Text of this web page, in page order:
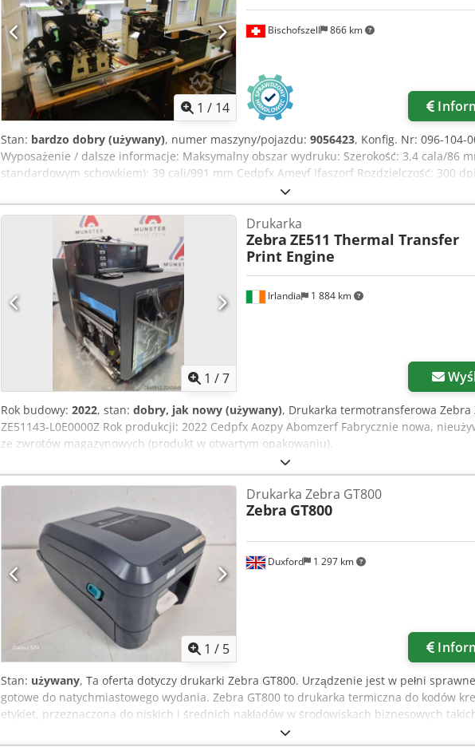
1 / 14
Bischofszell 866 km
Stan: bardzo dobry (używany), numer maszyny/pojazdu: 9056423, Konfig. Nr: 096-104-
Wyposażenie / dalsze informacje: Maksymalny obszar wydruku: Szerokość: 3,4 cala/86
standardowym schowkiem): 39 cali/991 mm Cedpfx Amevf Ifaszorf Rozdzielczość: 300
Maksymalna prędkość druku: 8 cali/203 mm na sekundę Szerokość etykiety i nośnika:
3,54"/90 mm Szerokość wstążki: 0,79"/20 mm - 3,4"/87 mm
1 /7
Irlandia 1 884 km
Drukarka
Zebra ZE511 Thermal Transfer
Print Engine
Rok budowy: 2022, stan: dobry, jak nowy (używany), Drukarka termotransferowa Zebra
ZE51143-L0E0000Z Rok produkcji: 2022 Cedpfx Aozpy Abomzerf Fabrycznie nowa,
ze zwrotów magazynowych (produkt w otwartym opakowaniu).
1 / 5
Duxford 1 297 km
Drukarka Zebra GT800
Zebra GT800
Stan: używany, Ta oferta dotyczy drukarki Zebra GT800. Urządzenie jest w pełni
gotowe do natychmiastowego wydania. Zebra GT800 to drukarka termiczna do kodów
etykiet, przeznaczona do niskich i średnich nakładów w środowiskach biznesowych
logistyka, służba zdrowia, handel detaliczny oraz administracja publiczna. To
które łączy wydajność, elastyczność i łatwość obsługi w konkurencyjnej cenie. GT800